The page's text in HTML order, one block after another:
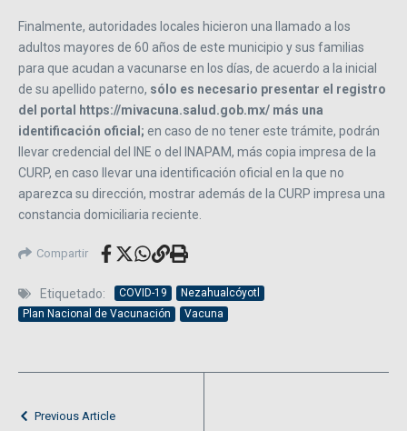
Finalmente, autoridades locales hicieron una llamado a los
adultos mayores de 60 años de este municipio y sus familias
para que acudan a vacunarse en los días, de acuerdo a la inicial
de su apellido paterno, sólo es necesario presentar el registro
del portal https://mivacuna.salud.gob.mx/ más una
identificación oficial; en caso de no tener este trámite, podrán
llevar credencial del INE o del INAPAM, más copia impresa de la
CURP, en caso llevar una identificación oficial en la que no
aparezca su dirección, mostrar además de la CURP impresa una
constancia domiciliaria reciente.
Compartir
Etiquetado: COVID-19
Nezahualcóyotl
Plan Nacional de Vacunación
Vacuna
Previous Article